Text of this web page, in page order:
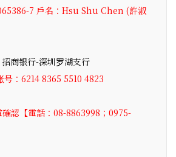
7 戶名：Hsu Shu Chen (許淑
商银行-深圳罗湖支行
号：6214 8365 5510 4823
認【電話：08-8863998；0975-